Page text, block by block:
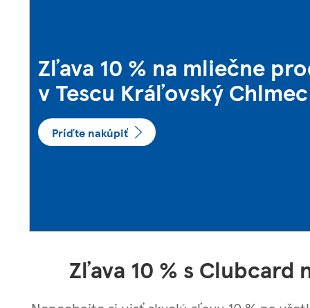
Zľava 10 % na mliečne
v Tescu Kráľovský Chlmec
Príďte nakúpiť
Zľava 10 % s